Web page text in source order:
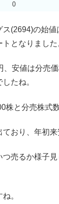
0
(2694)の始値
となりました
安値は分売
たね。
株と分売株式
おり、年初来
売るか様子見
。